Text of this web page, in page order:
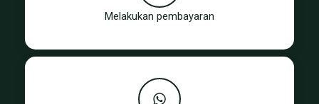
Melakukan pembayaran